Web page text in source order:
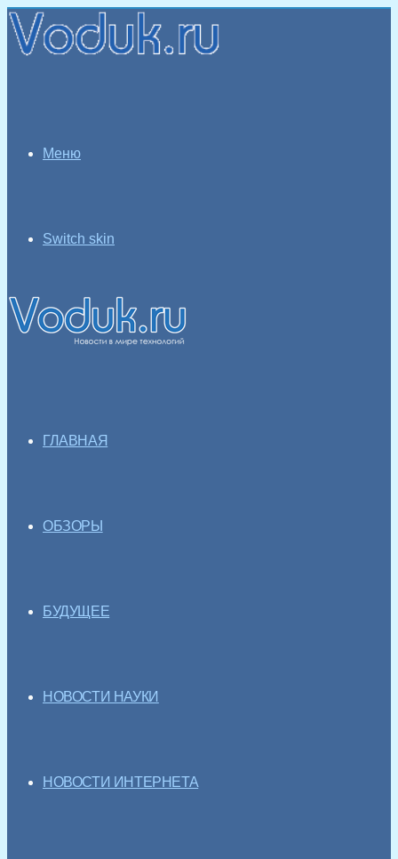
Меню
Switch skin
ГЛАВНАЯ
ОБЗОРЫ
БУДУЩЕЕ
НОВОСТИ НАУКИ
НОВОСТИ ИНТЕРНЕТА